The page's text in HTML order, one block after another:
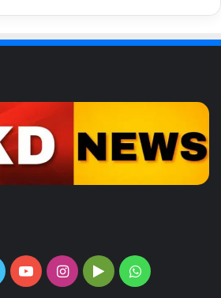
YouTubeInstagram
GoogleWhatsApp